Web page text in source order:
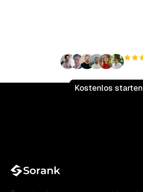
Kostenlos starten